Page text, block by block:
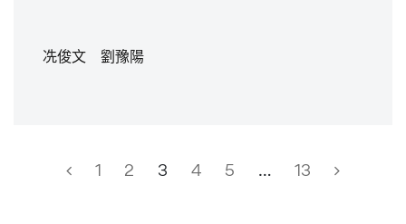
冼俊文 劉豫陽
1 2 3 4 5 … 13